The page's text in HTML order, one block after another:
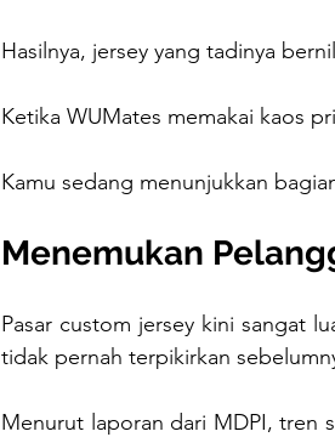
Hasilnya, jersey yang tadinya
Ketika WUMates memakai kaos
Kamu sedang menunjukkan
Menemukan
Pasar custom jersey kini sangat
tidak pernah terpikirkan
Menurut laporan dari MDPI, tren